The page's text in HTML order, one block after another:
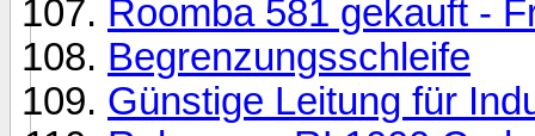
Roomba 581 gekauft -
Begrenzungsschleife
Günstige Leitung für